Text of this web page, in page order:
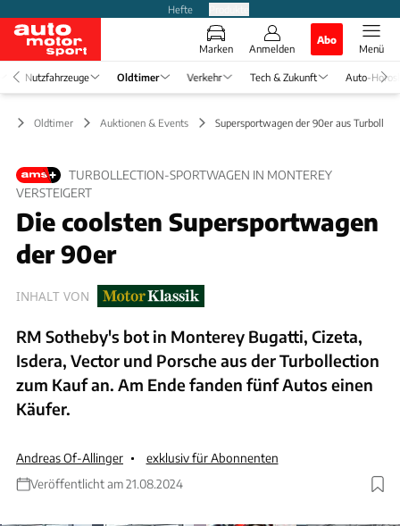
Hefte
Marken Anmelden
Abo
Menü
Nutzfahrzeuge Oldtimer Verkehr Tech & Zukunft Auto-
Oldtimer Auktionen & Events Supersportwagen der 90er aus
TURBOLLECTION-SPORTWAGEN IN MONTEREY
VERSTEIGERT
Die coolsten Supersportwagen
der 90er
INHALT VON
RM Sotheby's bot in Monterey Bugatti, Cizeta,
Isdera, Vector und Porsche aus der Turbollection
zum Kauf an. Am Ende fanden fünf Autos einen
Käufer.
Andreas Of-Allinger
exklusiv für Abonnenten
Veröffentlicht am 21.08.2024